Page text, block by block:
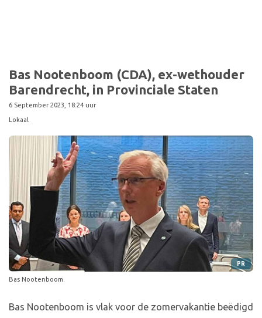
Bas Nootenboom (CDA), ex-wethouder
Barendrecht, in Provinciale Staten
6 September 2023, 18:24 uur
Lokaal
PR
Bas Nootenboom.
Bas Nootenboom is vlak voor de zomervakantie beëdigd